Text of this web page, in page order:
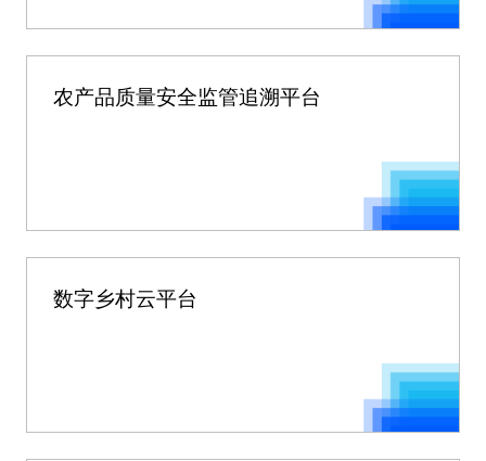
农产品质量安全监管追溯平台
数字乡村云平台